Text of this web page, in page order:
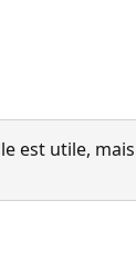
est utile,